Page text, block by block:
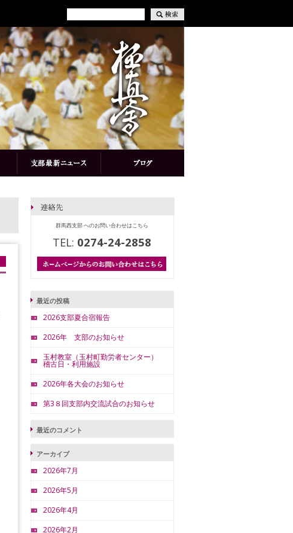
群馬西支部 へのお問い合わせはこちら
TEL: 0274-24-2858
最近の投稿
2026支部夏合宿報告
2026年 支部のお知らせ
玉村教室（玉村町勤労者センター）
稽古日・利用施設
2026年各大会のお知らせ
第3８回支部内交流試合のお知らせ
最近のコメント
アーカイブ
2026年7月
2026年5月
2026年4月
2026年2月